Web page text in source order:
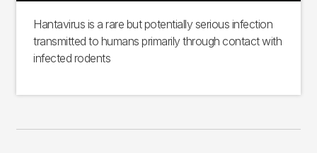
Hantavirus is a rare but potentially serious infection
transmitted to humans primarily through contact with
infected rodents